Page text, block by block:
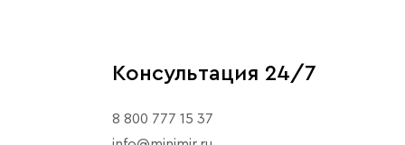
Консультация 24/7
8 800 777 15 37